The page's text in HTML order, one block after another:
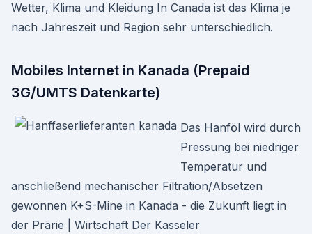
Wetter, Klima und Kleidung In Canada ist das Klima je
nach Jahreszeit und Region sehr unterschiedlich.
Mobiles Internet in Kanada (Prepaid
3G/UMTS Datenkarte)
Das Hanföl wird durch
Pressung bei niedriger
Temperatur und
anschließend mechanischer Filtration/Absetzen
gewonnen K+S-Mine in Kanada - die Zukunft liegt in
der Prärie | Wirtschaft Der Kasseler